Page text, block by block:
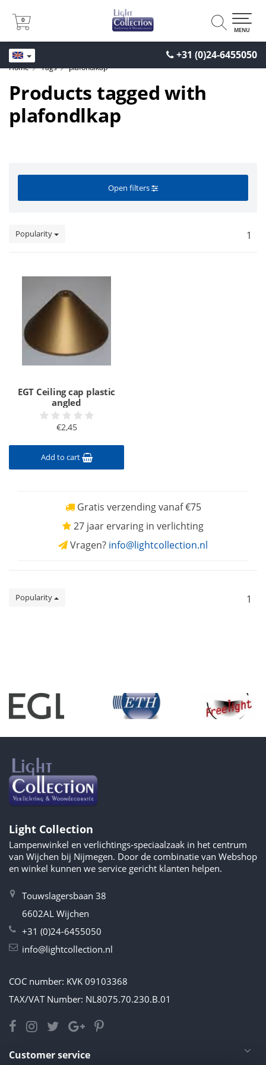
+31 (0)24-6455050
0
0
MENU
Home Tags plafondlkap
Products tagged with
plafondlkap
Open filters
Popularity 1
EGT Ceiling cap plastic
angled
€2,45
Add to cart
Gratis verzending vanaf €75
27 jaar ervaring in verlichting
Vragen? info@lightcollection.nl
Popularity 1
Light Collection
Lampenwinkel en verlichtings-speciaalzaak in het centrum
van Wijchen bij Nijmegen. Door de combinatie van Webshop
en winkel kunnen we service gericht klanten helpen.
Touwslagersbaan 38
6602AL Wijchen
+31 (0)24-6455050
info@lightcollection.nl
COC number: KVK 09103368
TAX/VAT Number: NL8075.70.230.B.01
Customer service